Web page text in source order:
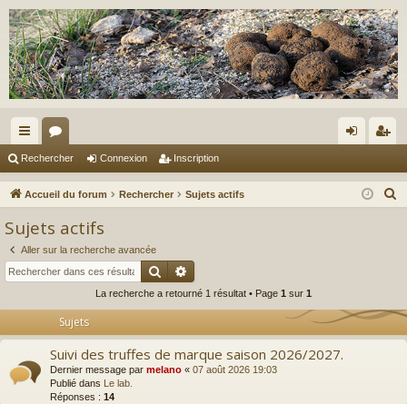
ac
co
ci
s
or
u ne cri
Rechercher Connexion Inscription
Accueil du forum Rechercher Sujets actifs
c
h
Sujets actifs
Aller sur la recherche avancée
Rechercher
La recherche a retourné 1 résultat • Page 1 sur 1
Sujets
Suivi des truffes de marque saison 2026/2027.
Dernier message par melano « 07 août 2026 19:03
Publié dans
Le lab.
Réponses : 14